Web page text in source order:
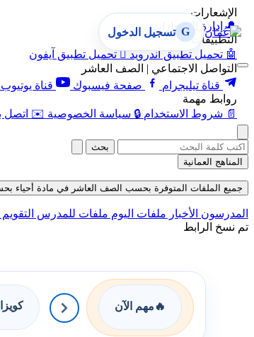
الإشعارات
🔔 إدارة الإشعارات
التطبيقات
🤖 تحميل تطبيق أندرويد  تحميل تطبيق آيفون
التواصل الاجتماعي | الصف العاشر
قناة تيليجرام
صفحة فيسبوك قناة يوتيوب
روابط مهمة
📄 شروط الاستخدام 🔒 سياسة الخصوصية ✉️ اتصل
G تسجيل الدخول
بحث
المناهج العمانية
جميع الملفات المتوفرة بحسب الصف العاشر في مادة أحياء بحسب
المدرسون الأخبار ملفات اليوم ملفات للمدرس
تم نسخ الرابط
🔥 مهم الآن